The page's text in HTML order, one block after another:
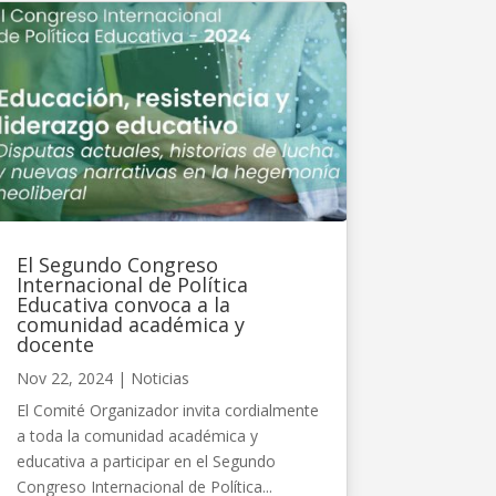
El Segundo Congreso
Internacional de Política
Educativa convoca a la
comunidad académica y
docente
Nov 22, 2024| Noticias
El Comité Organizador invita cordialmente
a toda la comunidad académica y
educativa a participar en el Segundo
Congreso Internacional de Política...